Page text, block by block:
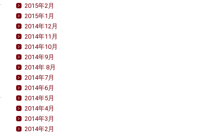
2015年2月
2015年1月
2014年12月
2014年11月
2014年10月
2014年9月
2014年 8月
2014年7月
2014年6月
2014年5月
2014年4月
2014年3月
2014年2月